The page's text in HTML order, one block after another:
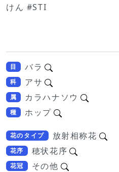
けん #STI
目 バラ
科 アサ
属 カラハナソウ
種 ホップ
花のタイプ 放射相称花
花序 穂状花序
花冠 その他